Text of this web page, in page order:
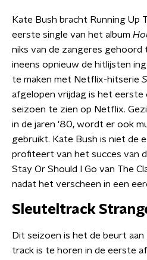
Kate Bush bracht Running Up
eerste single van het album
niks van de zangeres
ineens opnieuw de hitlijsten
te maken met Netflix-hitserie
afgelopen vrijdag is het eerste
seizoen te zien op Netflix.
in de jaren '80, wordt er ook
gebruikt. Kate Bush is niet de
profiteert van het succes van
Stay Or Should I Go van The
nadat het verscheen in een
Sleuteltrack
Dit seizoen is het de beurt aan
track is te horen in de eerste